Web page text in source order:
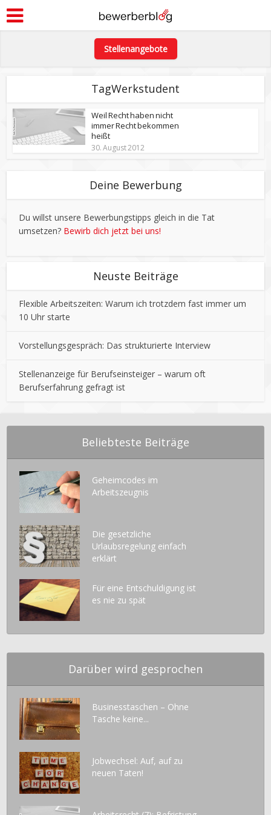
Stellenangebote
TagWerkstudent
Weil Recht haben nicht
immer Recht bekommen
heißt
30. August 2012
Deine Bewerbung
Du willst unsere Bewerbungstipps gleich in die Tat
umsetzen? Bewirb dich jetzt bei uns!
Neuste Beiträge
Flexible Arbeitszeiten: Warum ich trotzdem fast immer um
10 Uhr starte
Vorstellungsgespräch: Das strukturierte Interview
Stellenanzeige für Berufseinsteiger – warum oft
Berufserfahrung gefragt ist
Beliebteste Beiträge
Geheimcodes im
Arbeitszeugnis
Die gesetzliche
Urlaubsregelung einfach
erklärt
Für eine Entschuldigung ist
es nie zu spät
Darüber wird gesprochen
Businesstaschen – Ohne
Tasche keine...
Jobwechsel: Auf, auf zu
neuen Taten!